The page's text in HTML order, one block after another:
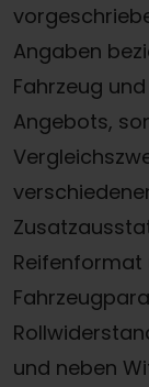
Angaben
Fahrzeug
Angebots,
Reifenformat
und neben